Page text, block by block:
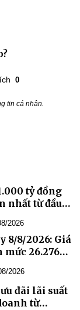
0
tin cá nhân.
tỷ đồng
nhất từ đầu
2026
8/8/2026: Giá
mức 26.276
2026
đãi lãi suất
từ